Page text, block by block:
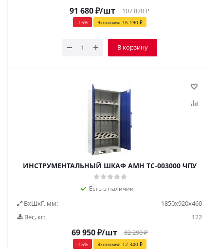
91 680₽/шт 107 870₽
-15% Экономия 16 190₽
В корзину
ИНСТРУМЕНТАЛЬНЫЙ ШКАФ AMH TC-003000 ЧПУ
Есть в наличии
ВxШxГ, мм:
1850x920x460
Вес, кг:
122
69 950₽/шт 82 290₽
-15% Экономия 12 340₽